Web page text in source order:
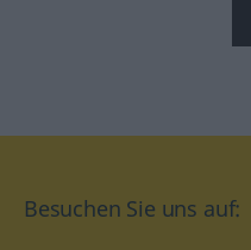
Besuchen Sie uns auf: